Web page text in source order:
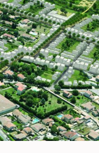
ZAC de la Laune
concerté- 2015
de la...